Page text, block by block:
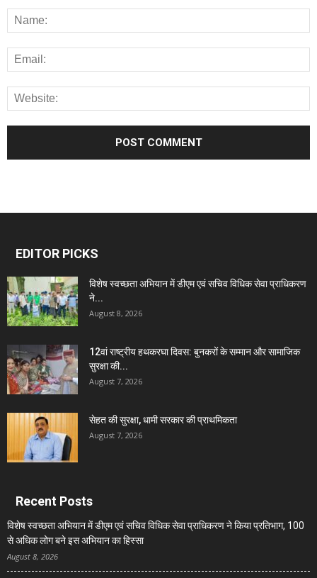
EDITOR PICKS
विशेष स्वच्छता अभियान में डीएम एवं सचिव विधिक सेवा प्राधिकरण
ने...
August 8, 2026
12वां राष्ट्रीय हथकरघा दिवस: बुनकरों के सम्मान और सामाजिक
सुरक्षा की...
August 7, 2026
सेहत की सुरक्षा, धामी सरकार की प्राथमिकता
August 7, 2026
Recent Posts
विशेष स्वच्छता अभियान में डीएम एवं सचिव विधिक सेवा प्राधिकरण ने किया प्रतिभाग, 100
से अधिक लोग बने इस अभियान का हिस्सा
August 8, 2026